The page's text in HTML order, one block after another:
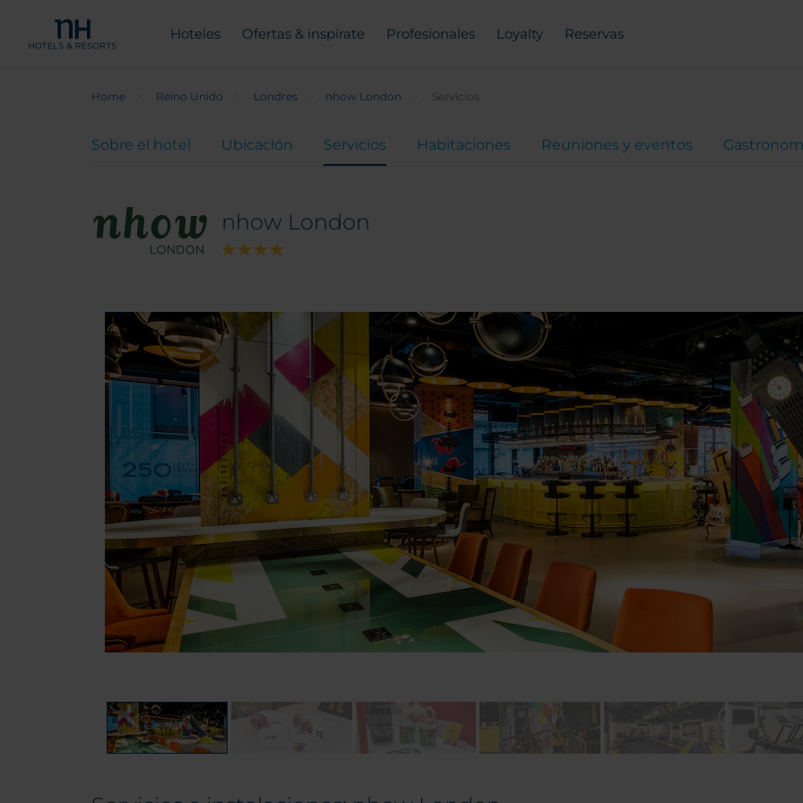
Hoteles Ofertas & inspírate Profesionales Loyalty Reservas
Home Reino Unido Londres nhow London Servicios
Sobre el hotel Ubicación Servicios Habitaciones Reuniones y eventos
nhow London